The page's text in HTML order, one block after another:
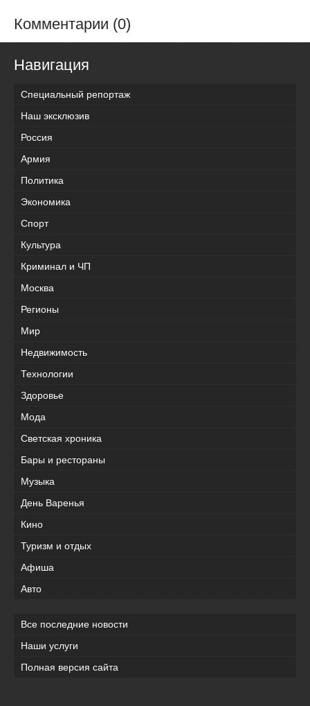
Комментарии (0)
Навигация
Специальный репортаж
Наш эксклюзив
Россия
Армия
Политика
Экономика
Спорт
Культура
Криминал и ЧП
Москва
Регионы
Мир
Недвижимость
Технологии
Здоровье
Мода
Светская хроника
Бары и рестораны
Музыка
День Варенья
Кино
Туризм и отдых
Афиша
Авто
Все последние новости
Наши услуги
Полная версия сайта